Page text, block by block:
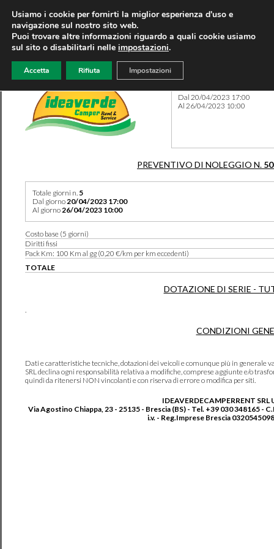
Dal 20/04/2023 17:00
Al 26/04/2023 10:00
PREVENTIVO DI NOLEGGIO N.
Totale giorni n. 5
Dal giorno20/04/2023 17:00
Al giorno26/04/2023 10:00
Costo base (5 giorni)
Diritti fissi
Pack Km: 100 Km al gg (0,20 €/km per km eccedenti)
TOTALE
DOTAZIONE DI SERIE -
.
CONDIZIONI
Dati e caratteristiche tecniche, dotazioni dei veicoli e comunque più in generale
SRL declina ogni responsabilità relativa a modifiche, comprese aggiunte e/o
quindi da ritenersi NON vincolanti e con riserva di errore o modifica per siti.
IDEAVERDECAMPERRENT SRL
Via Agostino Chiappa, 23 - 25135 - Brescia (BS) - Tel. +39 030 348165 -
i.v. - Reg.Imprese Brescia
Usiamo i cookie per fornirti la miglior esperienza d'uso e
navigazione sul nostro sito web.
Puoi trovare altre informazioni riguardo a quali cookie usiamo
sul sito o disabilitarli nelle impostazioni.
Accetta Rifiuta Impostazioni